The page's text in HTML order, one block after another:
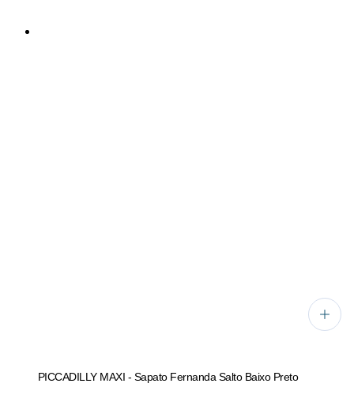
PICCADILLY MAXI - Sapato Fernanda Salto Baixo Preto